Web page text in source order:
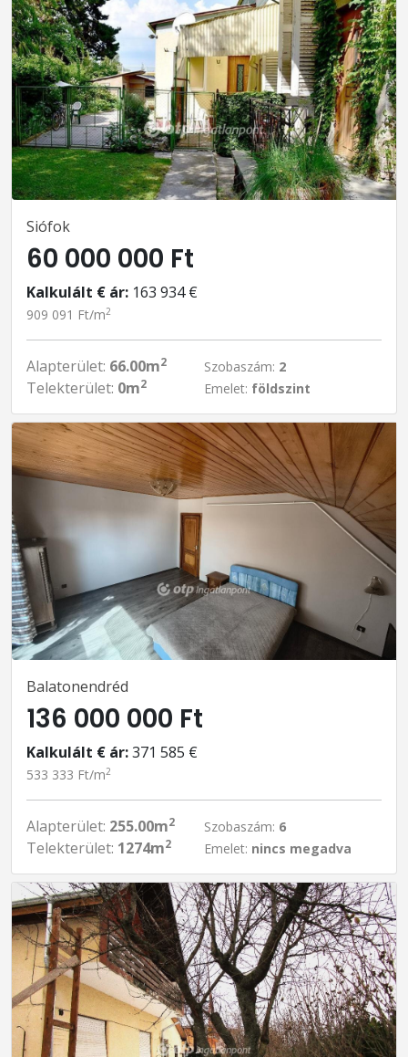
Siófok
60 000 000 Ft
Kalkulált € ár: 163 934 €
909 091 Ft/m2
Alapterület: 66.00m2
Telekterület: 0m2
Szobaszám: 2
Emelet: földszint
Balatonendréd
136 000 000 Ft
Kalkulált € ár:371 585 €
533 333 Ft/m2
Alapterület: 255.00m2
Telekterület: 1274m2
Szobaszám: 6
Emelet: nincs megadva